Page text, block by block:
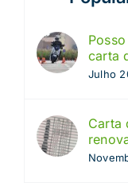
carta
Julho
Carta